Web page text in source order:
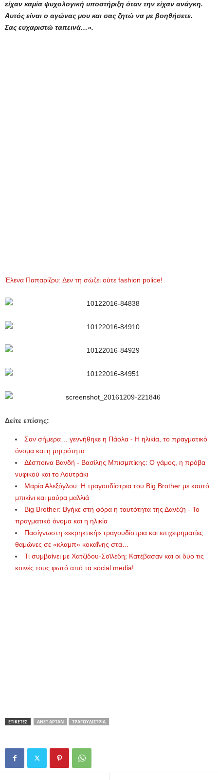
είχαν καμία ψυχολογική υποστήριξη όταν την είχαν ανάγκη.
Αυτός είναι ο αγώνας μου και σας ζητώ να με βοηθήσετε.
Σας ευχαριστώ ταπεινά…».
Έλενα Παπαρίζου: Δεν τη σώζει ούτε fashion police!
Δείτε επίσης:
Σαν σήμερα… γεννήθηκε η Πάολα - Η ηλικία, το πραγματικό
όνομα και η μητρότητα
Δέσποινα Βανδή - Βασίλης Μπισμπίκης: Ο γάμος, η πρόβα
νυφικού και το Λουτράκι
Μαρία Αλεξόγλου: Η τραγουδίστρια του Big Brother με καυτό
μπικίνι και μαύρα μαλλιά
Big Brother: Βγήκε στη φόρα η ταυτότητα της Δανέζη - Το
πραγματικό όνομα και η ηλικία
Πασίγνωστη «εκρηκτική» τραγουδίστρια και επιχειρηματίες
θαμώνες σε «κλαμπ» κοκαΐνης στα…
Τι συμβαίνει με Χατζίδου-Σοϊλέδη; Κατέβασαν και οι δύο τις
κοινές τους φωτό από τα social media!
ΕΤΙΚΕΤΕΣ ΑΝΈΤ ΑΡΤΆΝ ΤΡΑΓΟΥΔΊΣΤΡΙΑ